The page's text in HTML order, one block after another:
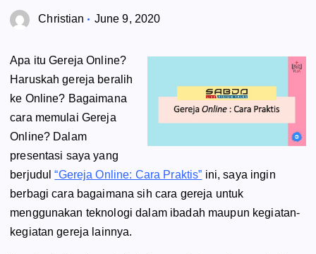
Christian June 9, 2020
Apa itu Gereja Online?
Haruskah gereja beralih
ke Online? Bagaimana
cara memulai Gereja
Online? Dalam
presentasi saya yang
berjudul“Gereja Online: Cara Praktis” ini, saya ingin
berbagi cara bagaimana sih cara gereja untuk
menggunakan teknologi dalam ibadah maupun kegiatan-
kegiatan gereja lainnya.